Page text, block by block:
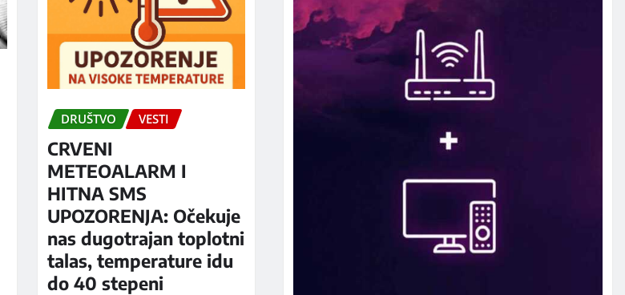
DRUŠTVO VESTI
CRVENI
METEOALARM I
HITNA SMS
UPOZORENJA: Očekuje
nas dugotrajan toplotni
talas, temperature idu
do 40 stepeni